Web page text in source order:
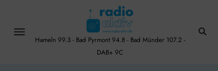
content
Hameln 99.3 - Bad Pyrmont 94.8 - Bad Münder 107.2 -
DAB+ 9C